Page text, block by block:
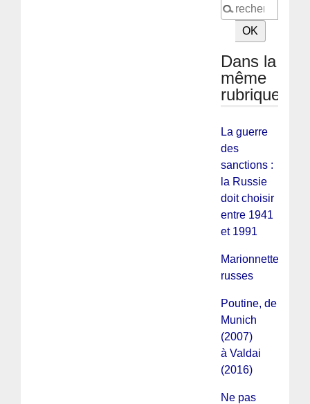
Dans la
même
rubrique
La guerre
des
sanctions :
la Russie
doit choisir
entre 1941
et 1991
Marionnettes
russes
Poutine, de
Munich
(2007)
à Valdai
(2016)
Ne pas